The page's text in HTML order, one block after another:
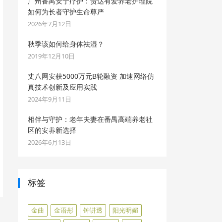
如何为长者守护生命尊严
2026年7月12日
秋季该如何给身体祛湿？
2019年12月10日
丈八网安获5000万元B轮融资 加速网络仿
真技术创新及应用实践
2024年9月11日
相伴与守护：老年夫妻在番禺高端养老社
区的安养新选择
2026年6月13日
标签
金曲 金语彤 钟讲透
阳光明媚